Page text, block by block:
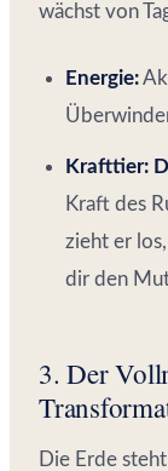
wächst von
Energie:
Krafttier:
Kraft des
zieht er
dir den
3. Der
Die Erde